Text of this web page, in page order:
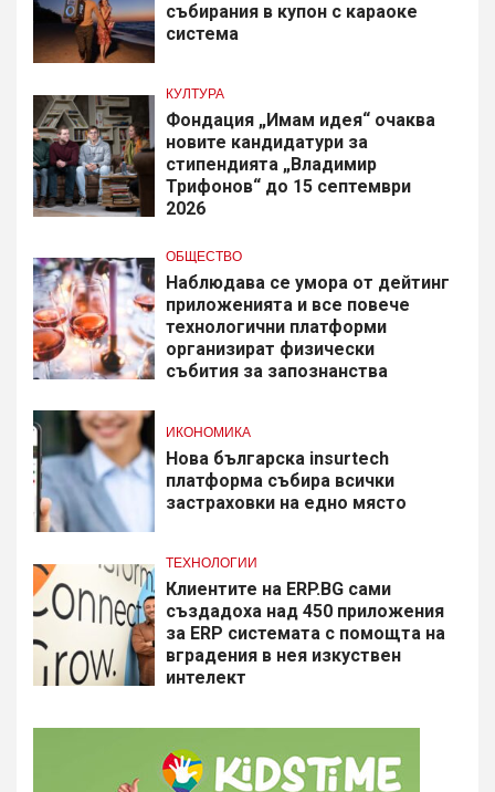
събирания в купон с караоке
система
КУЛТУРА
Фондация „Имам идея“ очаква
новите кандидатури за
стипендията „Владимир
Трифонов“ до 15 септември
2026
ОБЩЕСТВО
Наблюдава се умора от дейтинг
приложенията и все повече
технологични платформи
организират физически
събития за запознанства
ИКОНОМИКА
Нова българска insurtech
платформа събира всички
застраховки на едно място
ТЕХНОЛОГИИ
Клиентите на ERP.BG сами
създадоха над 450 приложения
за ERP системата с помощта на
вградения в нея изкуствен
интелект